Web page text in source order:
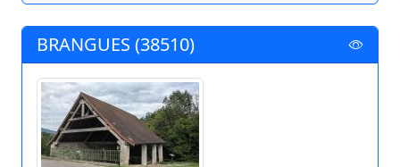
BRANGUES (38510)